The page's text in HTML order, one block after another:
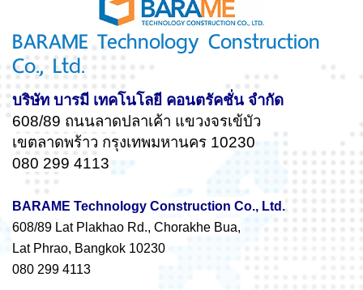
BARAME Technology Construction
Co., Ltd.
บริษัท บารมี เทคโนโลยี คอนตรัคชั่น จำกัด
608/89 ถนนลาดปลาเค้า แขวงจรเข้บัว
เขตลาดพร้าว กรุงเทพมหานคร 10230
080 299 4113
BARAME Technology Construction Co., Ltd.
608/89 Lat Plakhao Rd., Chorakhe Bua,
Lat Phrao, Bangkok 10230
080 299 4113